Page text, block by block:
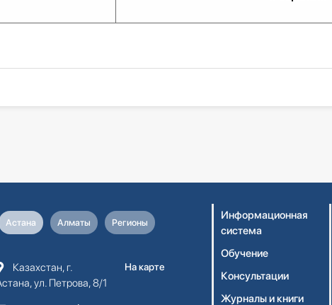
Астана Алматы Регионы
Казахстан, г.
ул. Петрова, 8/1
На карте
Информационная
система
Обучение
Консультации
Журналы и книги